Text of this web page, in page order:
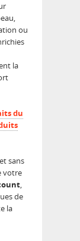
ou
la
du
sans
votre
,
de
la